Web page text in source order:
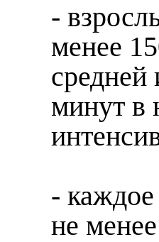
-
менее
средней
минут в
-
не